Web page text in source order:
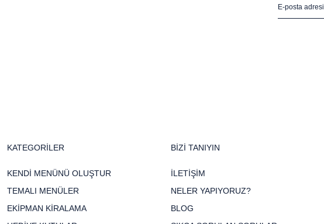
KATEGORİLER
KENDİ MENÜNÜ OLUŞTUR
TEMALI MENÜLER
EKİPMAN KİRALAMA
BİZİ TANIYIN
İLETİŞİM
NELER YAPIYORUZ?
BLOG